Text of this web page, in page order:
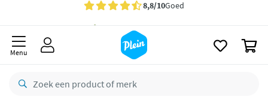
Gratisbezorging vanaf 35,- *
besteld,maandag
retourneren
Menu